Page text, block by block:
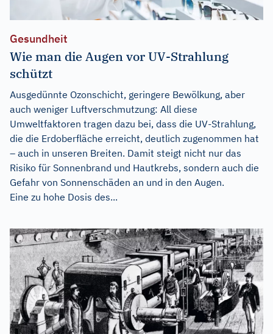
Gesundheit
Wie man die Augen vor UV-Strahlung
schützt
Ausgedünnte Ozonschicht, geringere Bewölkung, aber
auch weniger Luftverschmutzung: All diese
Umweltfaktoren tragen dazu bei, dass die UV-Strahlung,
die die Erdoberfläche erreicht, deutlich zugenommen hat
– auch in unseren Breiten. Damit steigt nicht nur das
Risiko für Sonnenbrand und Hautkrebs, sondern auch die
Gefahr von Sonnenschäden an und in den Augen.
Eine zu hohe Dosis des...